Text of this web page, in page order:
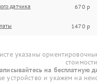
датчика 670 р
1470 р
указаны
на бесплатную
устройство и укажем на